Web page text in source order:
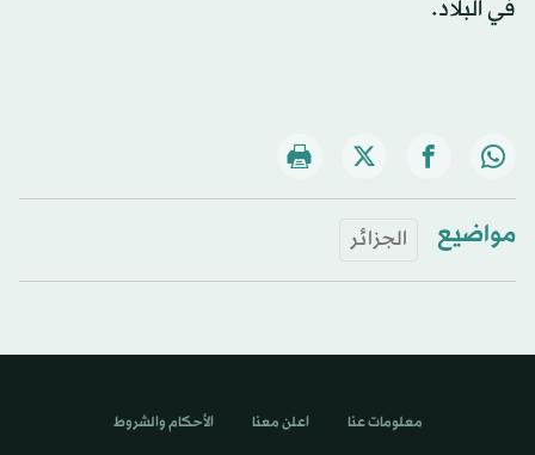
في البلاد.
مواضيع الجزائر
معلومات عنا اعلن معنا الأحكام والشروط